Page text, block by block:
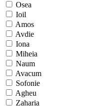
Osea
Ioil
Amos
Avdie
Iona
Miheia
Naum
Avacum
Sofonie
Agheu
Zaharia